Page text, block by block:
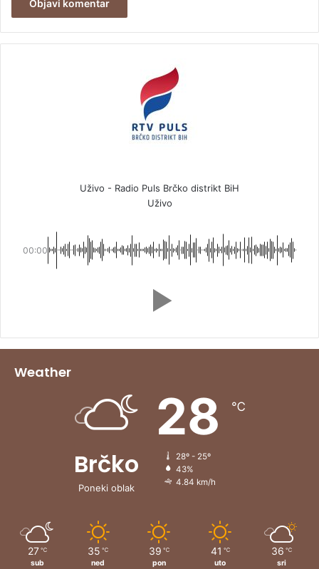
Uživo - Radio Puls Brčko distrikt BiH
Uživo
00:00
Weather
Brčko
Poneki oblak
28 ℃
28º - 25º
43%
4.84 km/h
27 ℃
sub
35 ℃
ned
39 ℃
pon
41 ℃
uto
36 ℃
sri